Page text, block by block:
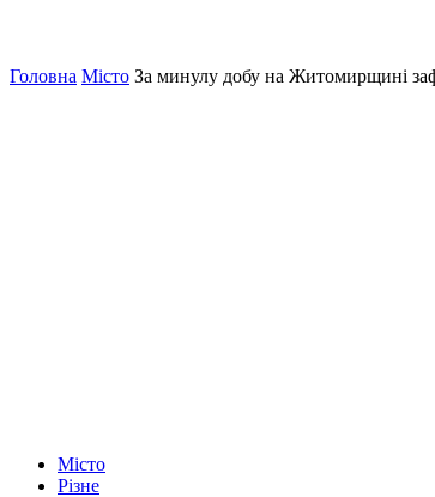
Головна Місто За минулу добу на Житомирщині
Місто
Різне